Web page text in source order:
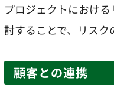
プロジェクトにおけ
討することで、リスク
顧客との連携